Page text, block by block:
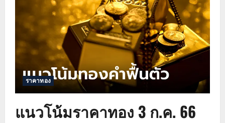
ราคาทอง
แนวโน้มราคาทอง 3 ก.ค. 66